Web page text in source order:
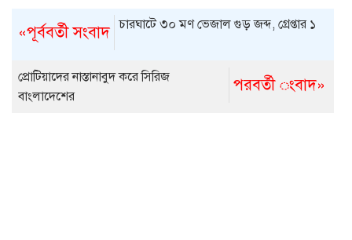
«পূর্ববর্তী সংবাদ চারঘাটে ৩০ মণ ভেজাল গুড় জব্দ, গ্রেপ্তার ১
পরবর্তী ংবাদ»
প্রোটিয়াদের নাস্তানাবুদ করে সিরিজ
বাংলাদেশের